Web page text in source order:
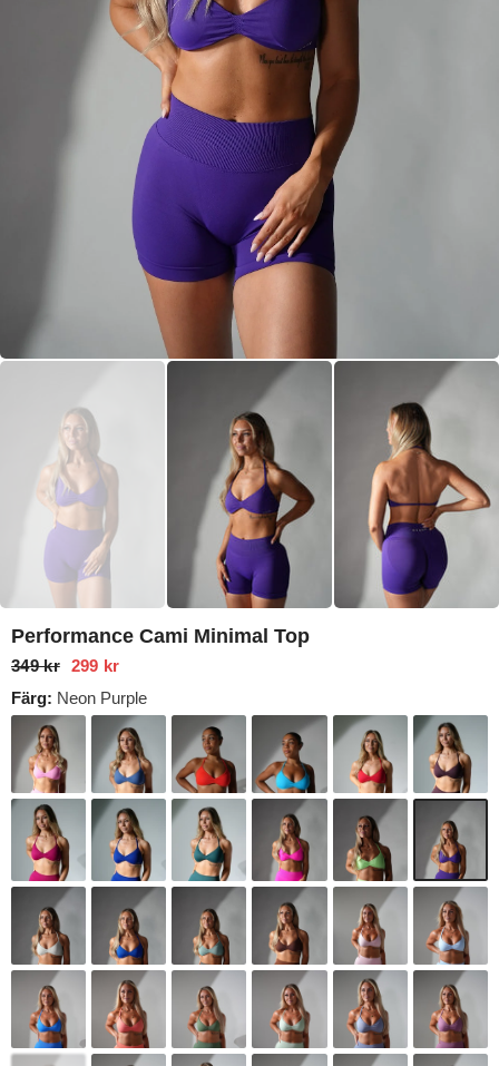
Performance Cami Minimal Top
349 kr 299 kr
Färg: Neon Purple